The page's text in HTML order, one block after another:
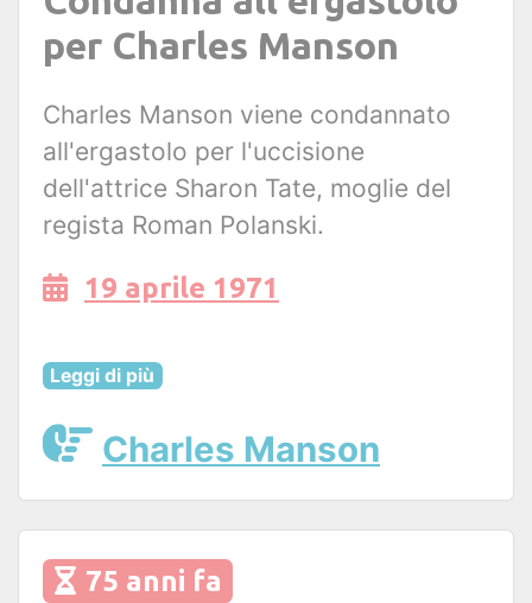
per Charles Manson
Charles Manson viene condannato
all'ergastolo per l'uccisione
dell'attrice Sharon Tate, moglie del
regista Roman Polanski.
19 aprile 1971
Leggi di più
Charles Manson
75 anni fa